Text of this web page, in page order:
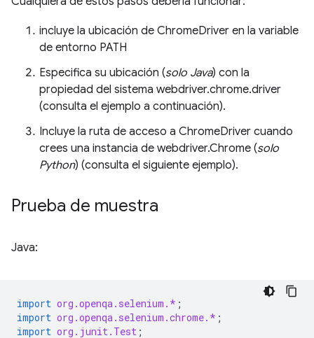
incluye la ubicación de ChromeDriver en la variable
de entorno PATH
Especifica su ubicación (solo Java) con la
propiedad del sistema webdriver.chrome.driver
(consulta el ejemplo a continuación).
Incluye la ruta de acceso a ChromeDriver cuando
crees una instancia de webdriver.Chrome (solo
Python) (consulta el siguiente ejemplo).
Prueba de muestra
Java:
import org.openqa.selenium.* ;
import org.openqa.selenium.chrome.* ;
import org.junit.Test ;